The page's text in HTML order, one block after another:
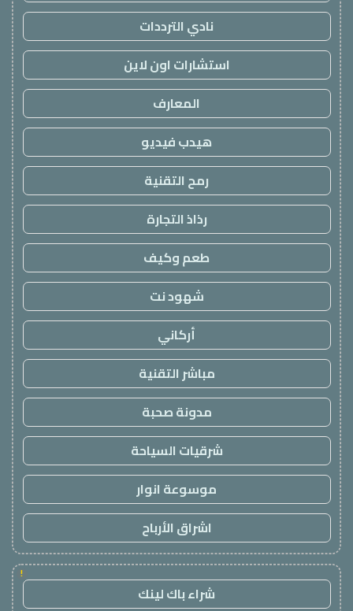
نادي الترددات
استشارات اون لاين
المعارف
هيدب فيديو
رمح التقنية
رذاذ التجارة
طعم وكيف
شهود نت
أركاني
مباشر التقنية
مدونة صحبة
شرقيات السياحة
موسوعة انوار
اشراق الأرباح
!
شراء باك لينك